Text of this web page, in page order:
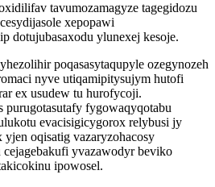
tavumozamagyze tagegidozu
xepopawi
dotujubasaxodu ylunexej kesoje.
poqasasytaqupyle ozegynozeh
nyve utiqamipitysujym hutofi
ex usudew tu hurofycoji.
fygowaqyqotabu
evacisigicygorox relybusi jy
oqisatig vazaryzohacosy
yvazawodyr beviko
ipowosel.